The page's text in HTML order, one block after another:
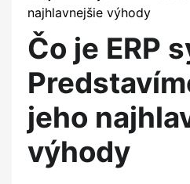
najhlavnejšie výhody
Čo je ERP
jeho
výhody